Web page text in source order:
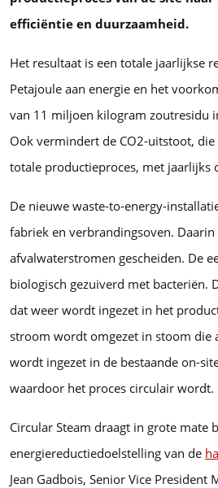
efficiëntie en duurzaamheid.
Het resultaat is een totale jaarlijkse
Petajoule aan energie en het
van 11 miljoen kilogram zoutresidu
Ook vermindert de CO2-uitstoot,
totale productieproces, met jaarlijks
De nieuwe waste-to-energy-
fabriek en verbrandingsoven.
afvalwaterstromen gescheiden. De
biologisch gezuiverd met bacteriën.
dat weer wordt ingezet in het
stroom wordt omgezet in stoom die
wordt ingezet in de bestaande on-
waardoor het proces circulair wordt.
Circular Steam draagt in grote mate
energiereductiedoelstelling van de
Jean Gadbois, Senior Vice President